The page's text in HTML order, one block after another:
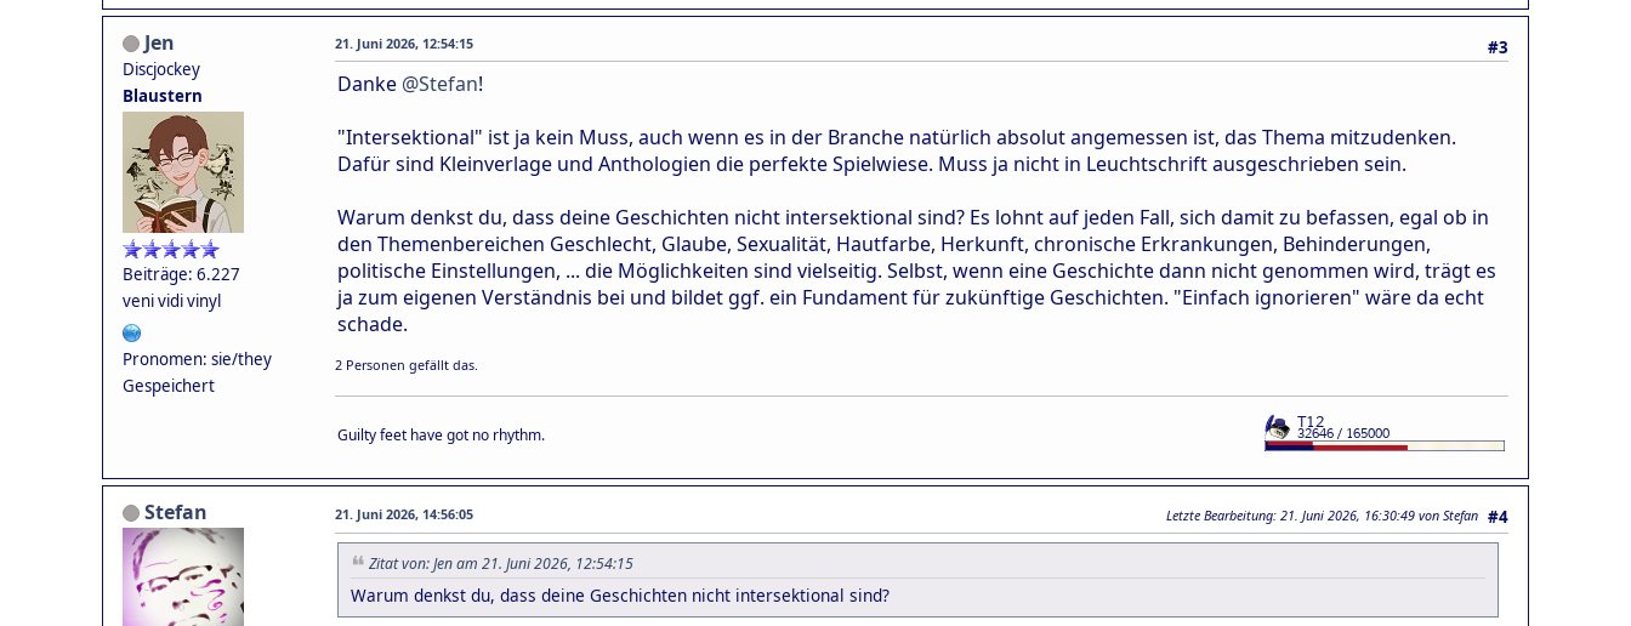
Jen
Discjockey
Blaustern
Beiträge: 6.227
veni vidi vinyl
Pronomen: sie/they
Gespeichert
#3
21. Juni 2026, 12:54:15
Danke @Stefan!
"Intersektional" ist ja kein Muss, auch wenn es in der Branche natürlich absolut angemessen ist, das Thema mitzudenken.
Dafür sind Kleinverlage und Anthologien die perfekte Spielwiese. Muss ja nicht in Leuchtschrift ausgeschrieben sein.
Warum denkst du, dass deine Geschichten nicht intersektional sind? Es lohnt auf jeden Fall, sich damit zu befassen, egal ob in
den Themenbereichen Geschlecht, Glaube, Sexualität, Hautfarbe, Herkunft, chronische Erkrankungen, Behinderungen,
politische Einstellungen, ... die Möglichkeiten sind vielseitig. Selbst, wenn eine Geschichte dann nicht genommen wird, trägt es
ja zum eigenen Verständnis bei und bildet ggf. ein Fundament für zukünftige Geschichten. "Einfach ignorieren" wäre da echt
schade.
2 Personen gefällt das.
Guilty feet have got no rhythm.
Stefan #4
21. Juni 2026, 14:56:05 Letzte Bearbeitung: 21. Juni 2026, 16:30:49 von Stefan
Zitat von: Jen am 21. Juni 2026, 12:54:15
Warum denkst du, dass deine Geschichten nicht intersektional sind?